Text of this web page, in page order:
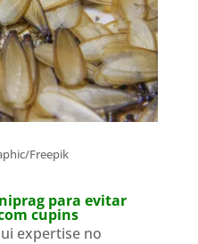
Freepik
para evitar
cupins
expertise no